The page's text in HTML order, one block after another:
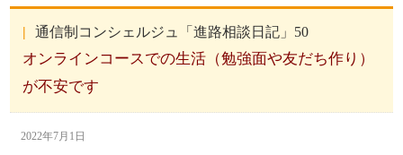
通信制コンシェルジュ「進路相談日記」50
オンラインコースでの生活（勉強面や友だち作り）
が不安です
2022年7月1日